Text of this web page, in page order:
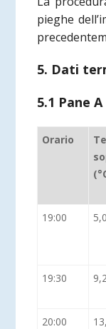
pieghe
5. Dati
5.1 Pane A
Orario
19:00 5,0
19:30
20:00